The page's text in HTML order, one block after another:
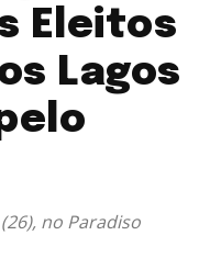
Eleitos
Lagos
no Paradiso